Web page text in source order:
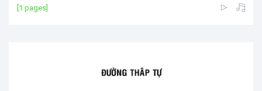
[1 pages]